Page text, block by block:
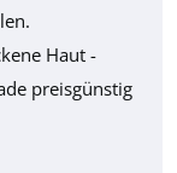
Haut -
preisgünstig